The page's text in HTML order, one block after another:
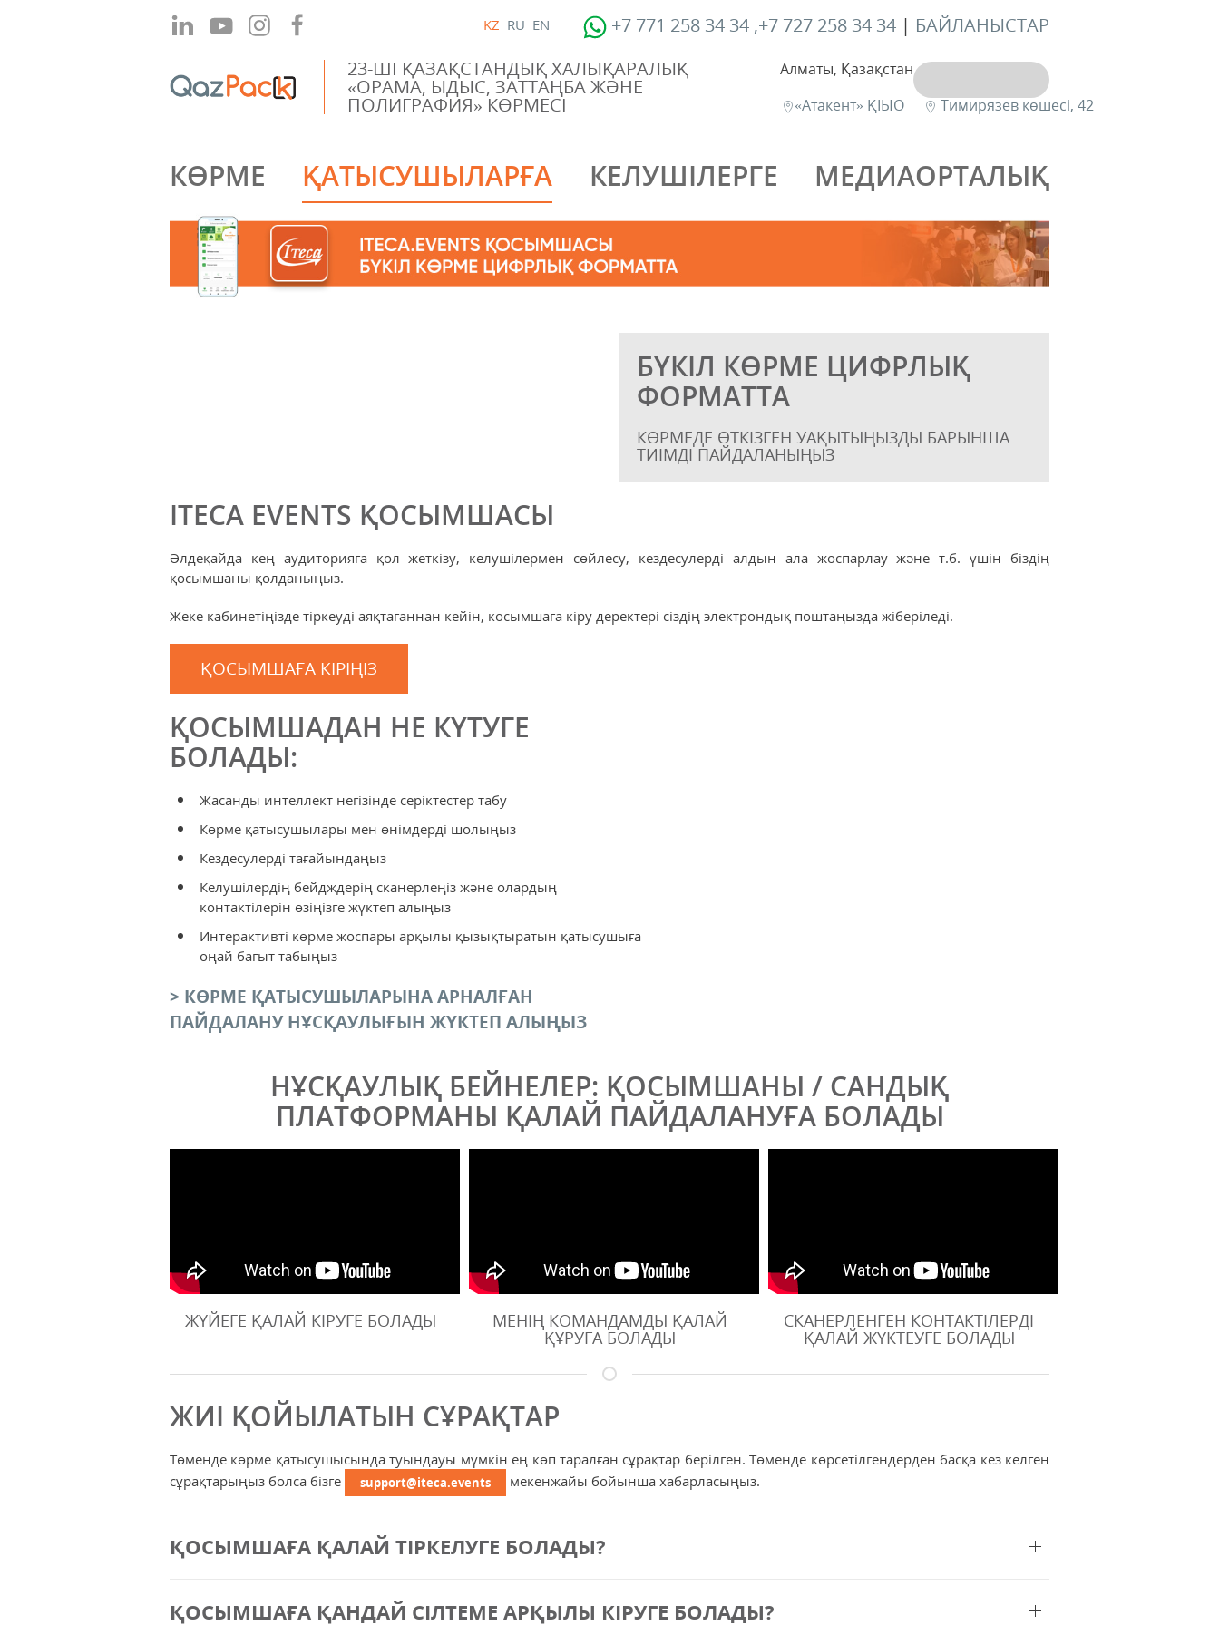
KZ RU EN +7 771 258 34 34 ,+7 727 258 34 34 | БАЙЛАНЫСТАР
23-ШI ҚАЗАҚСТАНДЫҚ ХАЛЫҚАРАЛЫҚ
«ОРАМА, ЫДЫС, ЗАТТАҢБА ЖӘНЕ
ПОЛИГРАФИЯ» КӨРМЕСІ
Алматы, Қазақстан
«Атакент» ҚІЫО
Тимирязев көшесі, 42
КӨРМЕ ҚАТЫСУШЫЛАРҒА КЕЛУШІЛЕРГЕ МЕДИАОРТАЛЫҚ
БҮКІЛ КӨРМЕ ЦИФРЛЫҚ
ФОРМАТТА
КӨРМЕДЕ ӨТКІЗГЕН УАҚЫТЫҢЫЗДЫ БАРЫНША
ТИІМДІ ПАЙДАЛАНЫҢЫЗ
ITECA EVENTS ҚОСЫМШАСЫ
Әлдеқайда кең аудиторияға қол жеткізу, келушілермен сөйлесу, кездесулерді алдын ала жоспарлау және т.б. үшін біздің
қосымшаны қолданыңыз.
Жеке кабинетіңізде тіркеуді аяқтағаннан кейін, косымшаға кіру деректері сіздің электрондық поштаңызда жіберіледі.
ҚОСЫМШАҒА КІРІҢІЗ
ҚОСЫМШАДАН НЕ КҮТУГЕ
БОЛАДЫ:
Жасанды интеллект негізінде серіктестер табу
Көрме қатысушылары мен өнімдерді шолыңыз
Кездесулерді тағайындаңыз
Келушілердің бейдждерің сканерлеңіз және олардың
контактілерін өзіңізге жүктеп алыңыз
Интерактивті көрме жоспары арқылы қызықтыратын қатысушыға
оңай бағыт табыңыз
> КӨРМЕ ҚАТЫСУШЫЛАРЫНА АРНАЛҒАН
ПАЙДАЛАНУ НҰСҚАУЛЫҒЫН ЖҮКТЕП АЛЫҢЫЗ
НҰСҚАУЛЫҚ БЕЙНЕЛЕР: ҚОСЫМШАНЫ / САНДЫҚ
ПЛАТФОРМАНЫ ҚАЛАЙ ПАЙДАЛАНУҒА БОЛАДЫ
ЖҮЙЕГЕ ҚАЛАЙ КIРУГЕ БОЛАДЫ МЕНІҢ КОМАНДАМДЫ ҚАЛАЙ
ҚҰРУҒА БОЛАДЫ
СКАНЕРЛЕНГЕН КОНТАКТІЛЕРДІ
ҚАЛАЙ ЖҮКТЕУГЕ БОЛАДЫ
ЖИІ ҚОЙЫЛАТЫН СҰРАҚТАР
Төменде көрме қатысушысында туындауы мүмкін ең көп таралған сұрақтар берілген. Төменде көрсетілгендерден басқа кез келген
сұрақтарыңыз болса бізге
support@iteca.events мекенжайы бойынша хабарласыңыз.
ҚОСЫМШАҒА ҚАЛАЙ ТІРКЕЛУГЕ БОЛАДЫ?
ҚОСЫМШАҒА ҚАНДАЙ СІЛТЕМЕ АРҚЫЛЫ КІРУГЕ БОЛАДЫ?